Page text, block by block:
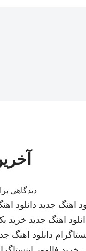
دیدگاهی
اهنگ جدید دانلود
اهنگ جدید خرید
دانلود اهنگ